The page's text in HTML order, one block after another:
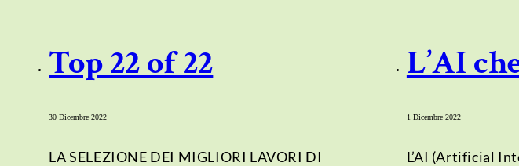
Top 22 of 22
30 Dicembre 2022
LA SELEZIONE DEI MIGLIORI LAVORI DI
L’AI
1 Dicembre 2022
L’AI (Artificial